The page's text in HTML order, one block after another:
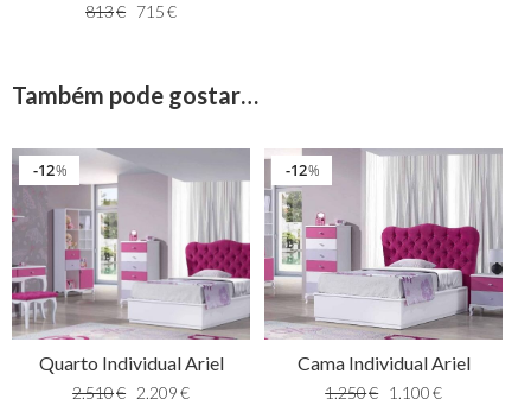
813€ 715€
Também pode gostar…
%
12
Quarto Individual Ariel
2.510€ 2.209€
%
12
Cama Individual Ariel
1.250€ 1.100€